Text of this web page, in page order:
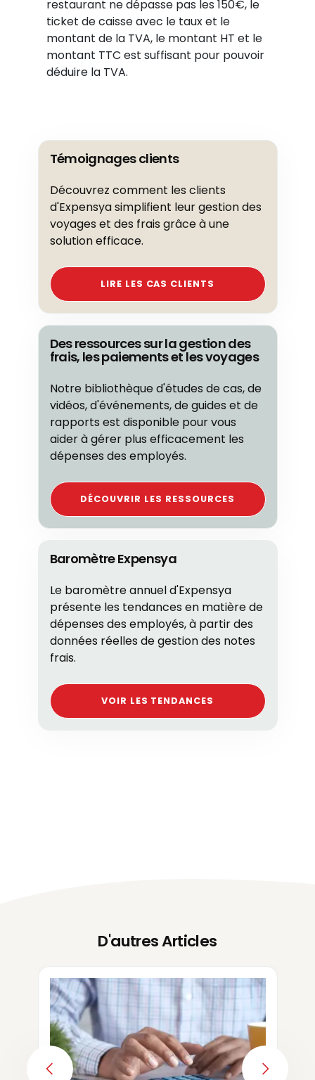
restaurant ne dépasse pas les 150€, le
ticket de caisse avec le taux et le
montant de la TVA, le montant HT et le
montant TTC est suffisant pour pouvoir
déduire la TVA.
Témoignages clients
Découvrez comment les clients
d'Expensya simplifient leur gestion des
voyages et des frais grâce à une
solution efficace.
LIRE LES CAS CLIENTS
Des ressources sur la gestion des
frais, les paiements et les voyages
Notre bibliothèque d'études de cas, de
vidéos, d'événements, de guides et de
rapports est disponible pour vous
aider à gérer plus efficacement les
dépenses des employés.
DÉCOUVRIR LES RESSOURCES
Baromètre Expensya
Le baromètre annuel d'Expensya
présente les tendances en matière de
dépenses des employés, à partir des
données réelles de gestion des notes
frais.
VOIR LES TENDANCES
D'autres Articles